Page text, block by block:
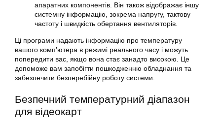
апаратних компонентів. Він також відображає іншу
системну інформацію, зокрема напругу, тактову
частоту і швидкість обертання вентиляторів.
Ці програми надають інформацію про температуру
вашого комп’ютера в режимі реального часу і можуть
попередити вас, якщо вона стає занадто високою. Це
допоможе вам запобігти пошкодженню обладнання та
забезпечити безперебійну роботу системи.
Безпечний температурний діапазон
для відеокарт